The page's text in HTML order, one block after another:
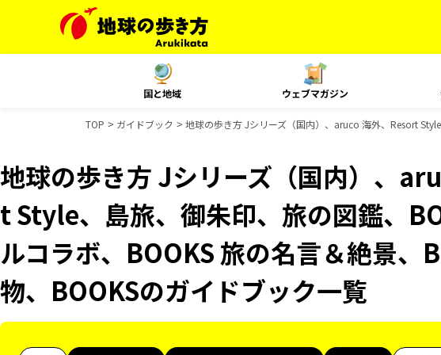
国と地域 ウェブマガジン
TOP ガイドブック 地球の歩き方 Jシリーズ（国内）、aruco 海外、Resort
地球の歩き方 Jシリーズ（国内）、
t Style、島旅、御朱印、旅の図鑑、
ルコラボ、BOOKS 旅の名言＆絶景、
物、BOOKSのガイドブック一覧